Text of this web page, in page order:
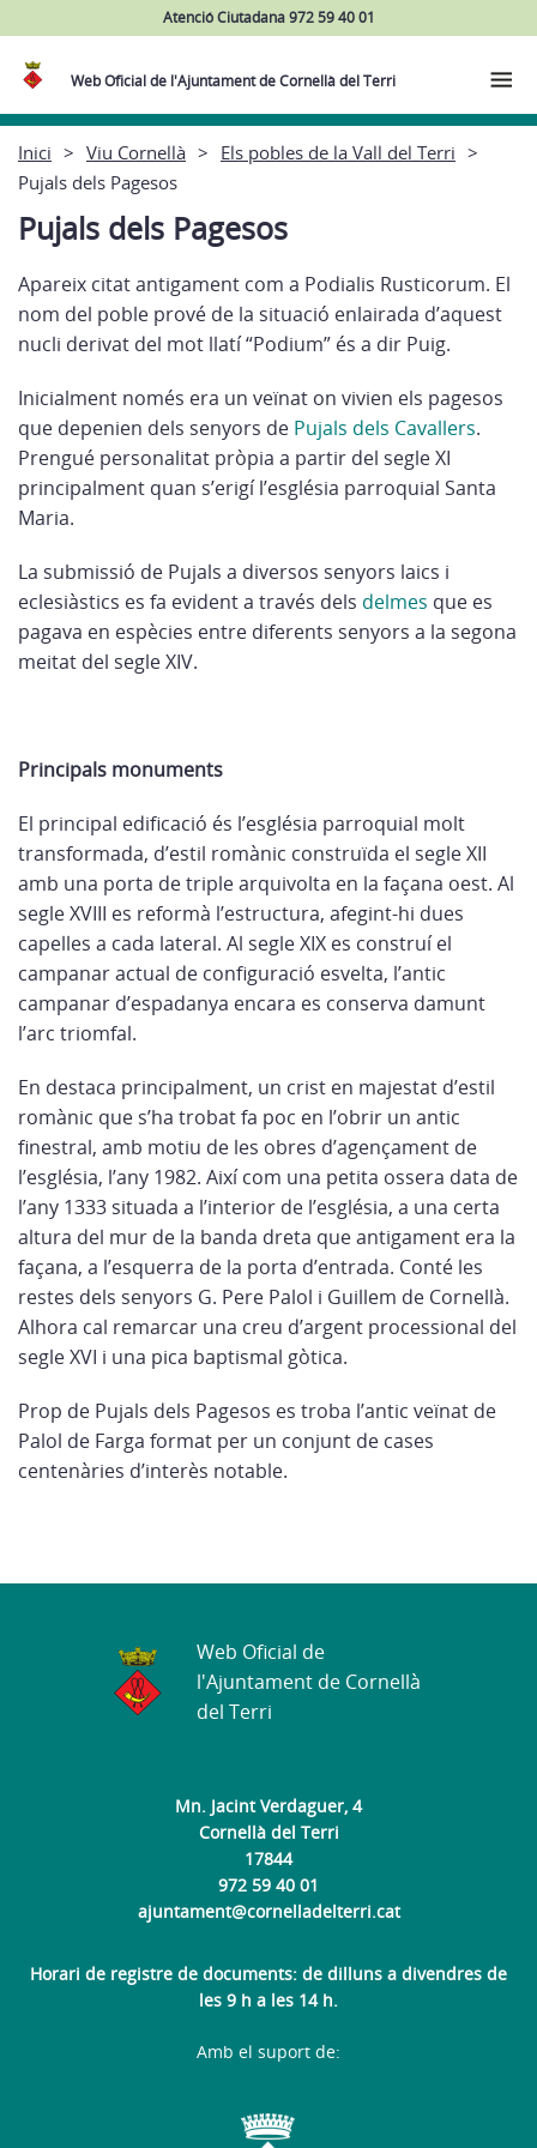
Atenció Ciutadana 972 59 40 01
Web Oficial de l'Ajuntament de Cornellà del Terri
Inici Viu Cornellà
Els pobles de la Vall del Terri
Pujals dels Pagesos
Pujals dels Pagesos
Apareix citat antigament com a Podialis Rusticorum. El
nom del poble prové de la situació enlairada d’aquest
nucli derivat del mot llatí “Podium” és a dir Puig.
Inicialment només era un veïnat on vivien els pagesos
que depenien dels senyors de Pujals dels Cavallers.
Prengué personalitat pròpia a partir del segle XI
principalment quan s’erigí l’església parroquial Santa
Maria.
La submissió de Pujals a diversos senyors laics i
eclesiàstics es fa evident a través dels delmes que es
pagava en espècies entre diferents senyors a la segona
meitat del segle XIV.
Principals monuments
El principal edificació és l’església parroquial molt
transformada, d’estil romànic construïda el segle XII
amb una porta de triple arquivolta en la façana oest. Al
segle XVIII es reformà l’estructura, afegint-hi dues
capelles a cada lateral. Al segle XIX es construí el
campanar actual de configuració esvelta, l’antic
campanar d’espadanya encara es conserva damunt
l’arc triomfal.
En destaca principalment, un crist en majestat d’estil
romànic que s’ha trobat fa poc en l’obrir un antic
finestral, amb motiu de les obres d’agençament de
l’església, l’any 1982. Així com una petita ossera data de
l’any 1333 situada a l’interior de l’església, a una certa
altura del mur de la banda dreta que antigament era la
façana, a l’esquerra de la porta d’entrada. Conté les
restes dels senyors G. Pere Palol i Guillem de Cornellà.
Alhora cal remarcar una creu d’argent processional del
segle XVI i una pica baptismal gòtica.
Prop de Pujals dels Pagesos es troba l’antic veïnat de
Palol de Farga format per un conjunt de cases
centenàries d’interès notable.
Mn. Jacint Verdaguer, 4
Cornellà del Terri
17844
972 59 40 01
ajuntament@cornelladelterri.cat
Horari de registre de documents: de dilluns a divendres de
les 9 h a les 14 h.
Web Oficial de
l'Ajuntament de Cornellà
del Terri
Amb el suport de: